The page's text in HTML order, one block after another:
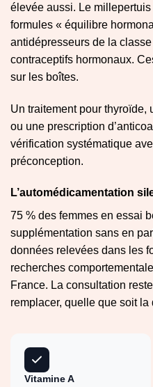
élevée aussi. Le
formules « équilibre
antidépresseurs de la
contraceptifs hormonaux.
sur les boîtes.
Un traitement pour thyroïde,
ou une prescription
vérification systématique
préconception.
L’automédicamentation
75 % des femmes en essai
supplémentation sans en
données relevées dans les
recherches
France. La consultation
remplacer, quelle que soit
Vitamine A